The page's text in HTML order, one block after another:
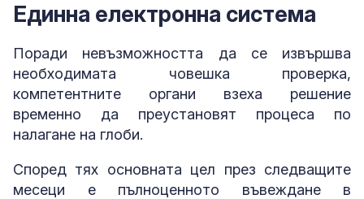
Единна електронна система
Поради невъзможността да се извършва
необходимата човешка проверка,
компетентните органи взеха решение
временно да преустановят процеса по
налагане на глоби.
Според тях основната цел през следващите
месеци е пълноценното въвеждане в